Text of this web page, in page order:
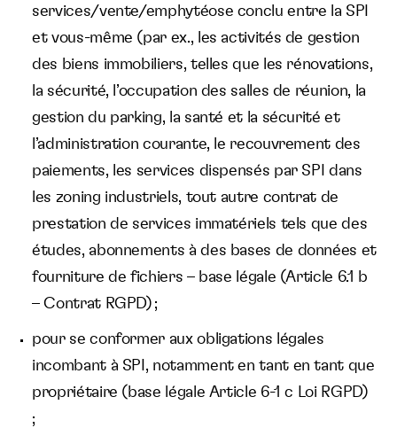
services/vente/emphytéose conclu entre la SPI
et vous-même (par ex., les activités de gestion
des biens immobiliers, telles que les rénovations,
la sécurité, l’occupation des salles de réunion, la
gestion du parking, la santé et la sécurité et
l’administration courante, le recouvrement des
paiements, les services dispensés par SPI dans
les zoning industriels, tout autre contrat de
prestation de services immatériels tels que des
études, abonnements à des bases de données et
fourniture de fichiers – base légale (Article 6.1 b
– Contrat RGPD) ;
pour se conformer aux obligations légales
incombant à SPI, notamment en tant en tant que
propriétaire (base légale Article 6-1 c Loi RGPD)
;